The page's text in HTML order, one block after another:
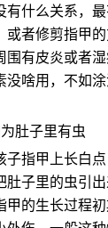
有什么关系，
或者修剪指甲
围有皮炎或者
没啥用，不如
肚子里有虫
子指甲上长白
肚子里的虫引
甲的生长过程